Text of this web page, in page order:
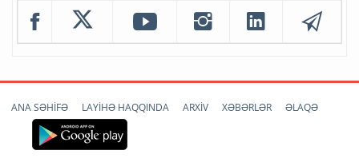
ANA SƏHİFƏ LAYİHƏ HAQQINDA ARXİV XƏBƏRLƏR ƏLAQƏ